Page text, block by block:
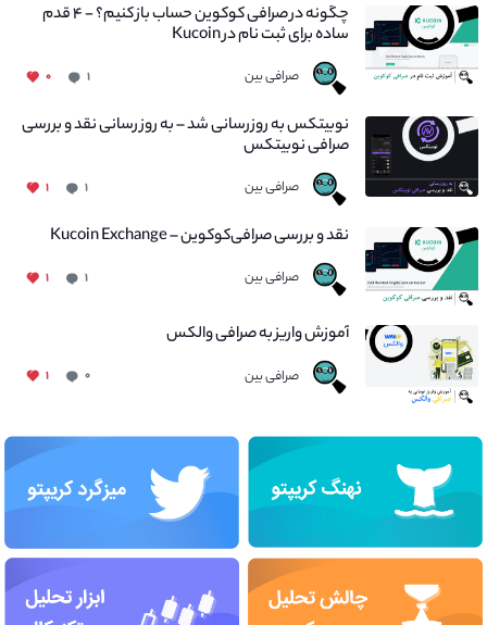
چگونه در صرافی کوکوین حساب باز کنیم؟ - ۴ قدم
ساده برای ثبت نام در Kucoin
صرافی بین ۱ ۰
نوبیتکس به روزرسانی شد – به روز رسانی نقد و بررسی
صرافی نوبیتکس
صرافی بین ۱ ۱
نقد و بررسی صرافی‌کوکوین – Kucoin Exchange
صرافی بین ۱ ۱
آموزش واریز به صرافی والکس
صرافی بین ۰ ۱